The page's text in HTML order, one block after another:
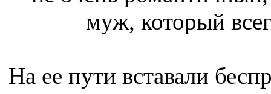
муж, который
На ее пути вставали